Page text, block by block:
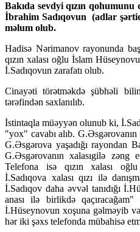
Bakıda sevdyi qızın
İbrahim Sadıqovun (adlar
məlum olub.
Hadisə Nərimanov rayonunda
qızın xalası oğlu İslam
İ.Sadıqovun zarafatı olub.
Cinayəti törətməkdə şübhəli
tərəfindən saxlanılıb.
İstintaqla müəyyən olunub ki,
"yox" cavabı alıb.
G.Əsgərova yaşadığı rayondan
G.Əsgərovanın xalasıgilə zəng
Telefona isə qızın xalası
İ.Sadıqova xalası qızı ilə
İ.Sadıqov daha əvvəl tanıdığı
anası ilə birlikdə
İ.Hüseynovun xoşuna gəlməyib
hər iki şəxs telefonda mübahisə